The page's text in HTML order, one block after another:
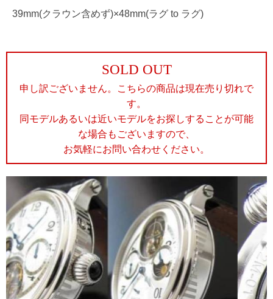
39mm(クラウン含めず)×48mm(ラグ to ラグ)
SOLD OUT
申し訳ございません。こちらの商品は現在売り切れで
す。
同モデルあるいは近いモデルをお探しすることが可能
な場合もございますので、
お気軽にお問い合わせください。